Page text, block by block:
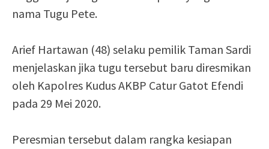
nama Tugu Pete.
Arief Hartawan (48) selaku pemilik Taman Sardi
menjelaskan jika tugu tersebut baru diresmikan
oleh Kapolres Kudus AKBP Catur Gatot Efendi
pada 29 Mei 2020.
Peresmian tersebut dalam rangka kesiapan